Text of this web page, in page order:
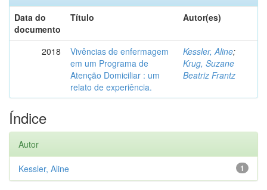
Data do
documento
Título Autor(es)
2018
Vivências de enfermagem
em um Programa de
Atenção Domiciliar : um
relato de experiência.
Kessler, Aline;
Krug, Suzane
Beatriz Frantz
Índice
Autor
1
Kessler, Aline